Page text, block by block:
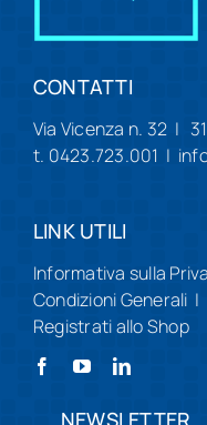
CONTATTI
Via Vicenza n. 32 |
t. 0423.723.001 |
LINK UTILI
Informativa sulla
Condizioni Generali |
Registrati allo Shop
NEWSLETTER